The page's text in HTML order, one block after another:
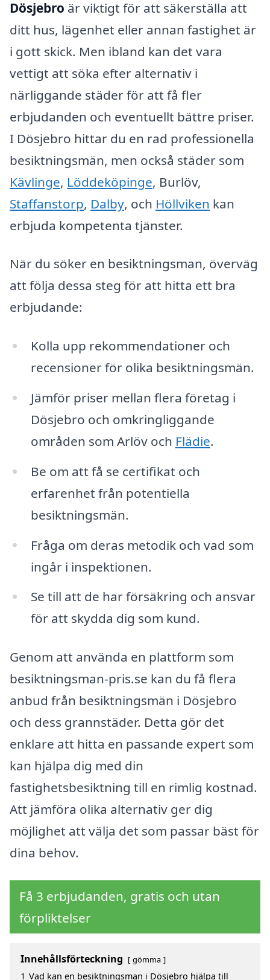
Dösjebro är viktigt för att säkerställa att
ditt hus, lägenhet eller annan fastighet är
i gott skick. Men ibland kan det vara
vettigt att söka efter alternativ i
närliggande städer för att få fler
erbjudanden och eventuellt bättre priser.
I Dösjebro hittar du en rad professionella
besiktningsmän, men också städer som
Kävlinge, Löddeköpinge, Burlöv,
Staffanstorp, Dalby, och Höllviken kan
erbjuda kompetenta tjänster.
När du söker en besiktningsman, överväg
att följa dessa steg för att hitta ett bra
erbjudande:
Kolla upp rekommendationer och
recensioner för olika besiktningsmän.
Jämför priser mellan flera företag i
Dösjebro och omkringliggande
områden som Arlöv och Flädie.
Be om att få se certifikat och
erfarenhet från potentiella
besiktningsmän.
Fråga om deras metodik och vad som
ingår i inspektionen.
Se till att de har försäkring och ansvar
för att skydda dig som kund.
Genom att använda en plattform som
besiktningsman-pris.se kan du få flera
anbud från besiktningsmän i Dösjebro
och dess grannstäder. Detta gör det
enklare att hitta en passande expert som
kan hjälpa dig med din
fastighetsbesiktning till en rimlig kostnad.
Att jämföra olika alternativ ger dig
möjlighet att välja det som passar bäst för
dina behov.
Få 3 erbjudanden, gratis och utan
förpliktelser
Innehållsförteckning gömma
1 Vad kan en besiktningsman i Dösjebro hjälpa till